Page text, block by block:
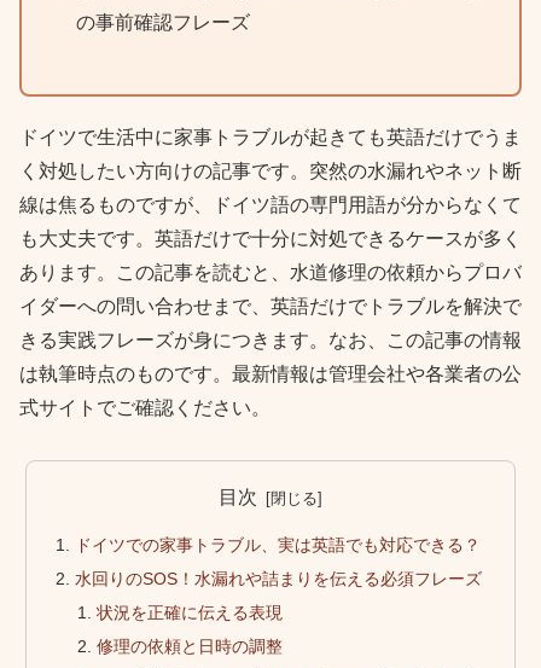
の事前確認フレーズ
ドイツで生活中に家事トラブルが起きても英語だけでうま
く対処したい方向けの記事です。突然の水漏れやネット断
線は焦るものですが、ドイツ語の専門用語が分からなくて
も大丈夫です。英語だけで十分に対処できるケースが多く
あります。この記事を読むと、水道修理の依頼からプロバ
イダーへの問い合わせまで、英語だけでトラブルを解決で
きる実践フレーズが身につきます。なお、この記事の情報
は執筆時点のものです。最新情報は管理会社や各業者の公
式サイトでご確認ください。
目次
ドイツでの家事トラブル、実は英語でも対応できる？
水回りのSOS！水漏れや詰まりを伝える必須フレーズ
状況を正確に伝える表現
修理の依頼と日時の調整